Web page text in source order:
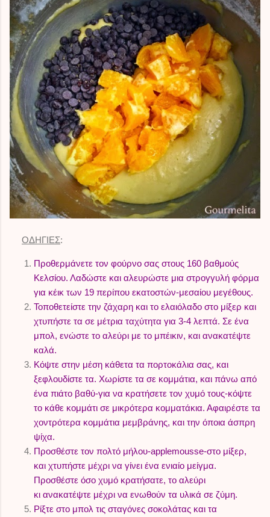
ΟΔΗΓΙΕΣ:
Προθερμάνετε τον φούρνο σας στους 160 βαθμούς
Κελσίου. Λαδώστε και αλευρώστε μια στρογγυλή φόρμα
για κέικ των 19 περίπου εκατοστών-μεσαίου μεγέθους.
Τοποθετείστε την ζάχαρη και το ελαιόλαδο στο μίξερ και
χτυπήστε τα σε μέτρια ταχύτητα για 3-4 λεπτά. Σε ένα
μπολ, ενώστε το αλεύρι με το μπέικιν, και ανακατέψτε
καλά.
Κόψτε στην μέση κάθετα τα πορτοκάλια σας, και
ξεφλουδίστε τα. Χωρίστε τα σε κομμάτια, και πάνω από
ένα πιάτο βαθύ-για να κρατήσετε τον χυμό τους-κόψτε
το κάθε κομμάτι σε μικρότερα κομματάκια. Αφαιρέστε τα
χοντρότερα κομμάτια μεμβράνης, και την όποια άσπρη
ψίχα.
Προσθέστε τον πολτό μήλου-applemousse-στο μίξερ,
και χτυπήστε μέχρι να γίνει ένα ενιαίο μείγμα.
Προσθέστε όσο χυμό κρατήσατε, το αλεύρι
κι ανακατέψτε μέχρι να ενωθούν τα υλικά σε ζύμη.
Ρίξτε στο μπολ τις σταγόνες σοκολάτας και τα